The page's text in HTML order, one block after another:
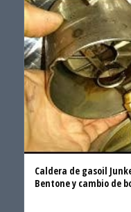
Caldera de gasoil
Bentone y cambio de